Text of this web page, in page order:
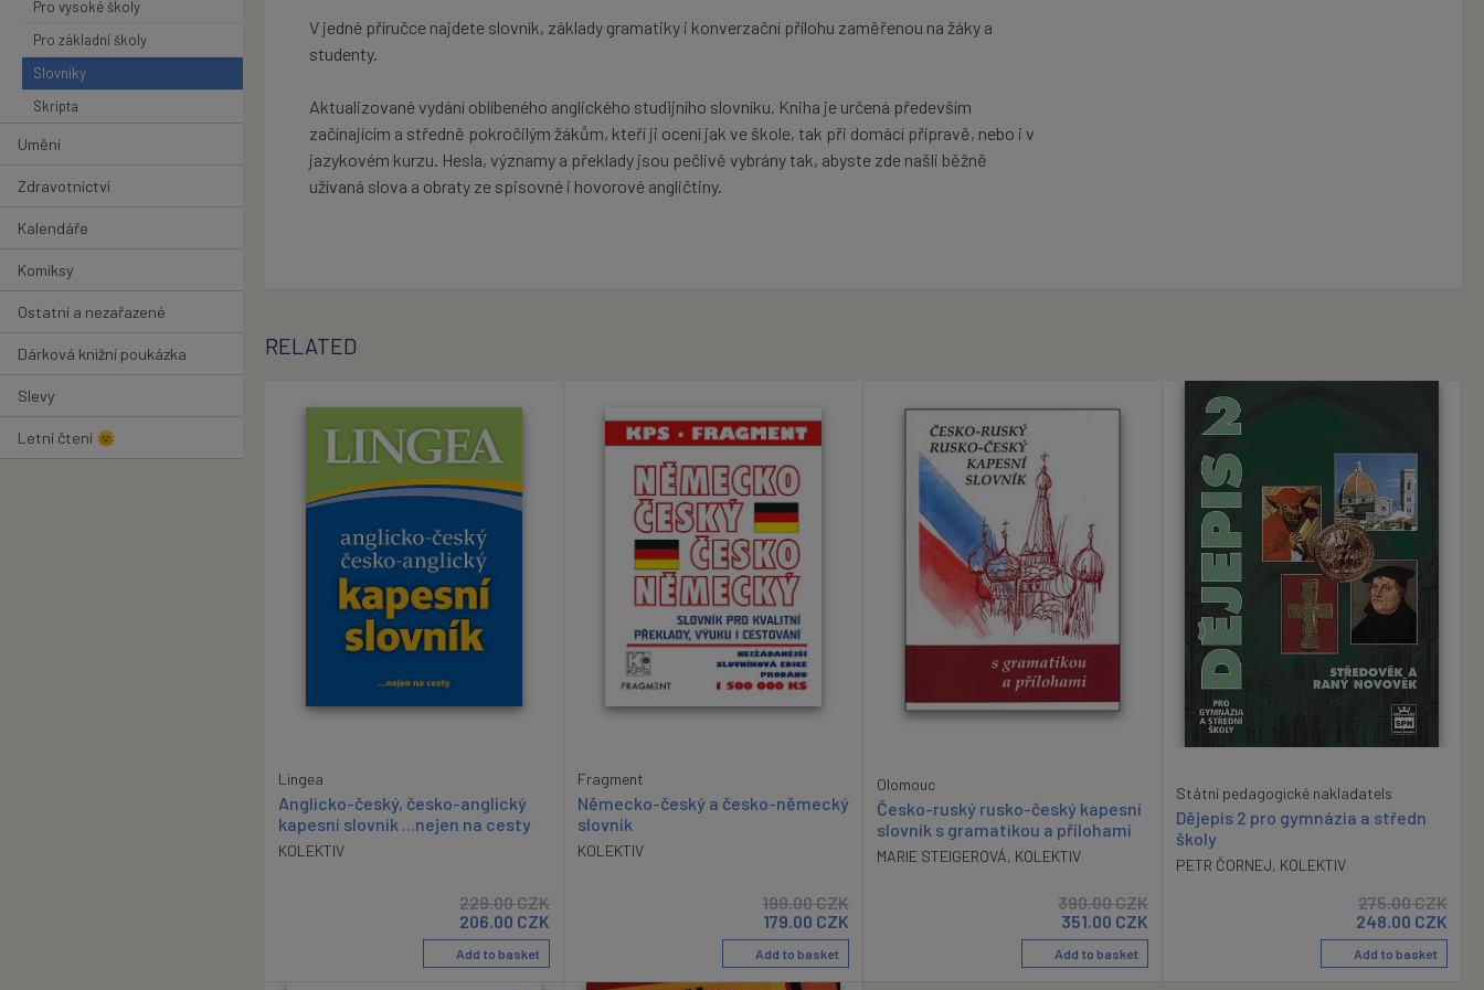
Pro vysoké školy
Pro základní školy
Slovníky
Skripta
Umění
Zdravotnictví
Kalendáře
Komiksy
Ostatní a nezařazené
Dárková knižní poukázka
Slevy
Letní čtení 🌞
V jedné příručce najdete slovník, základy gramatiky i konverzační přílohu zaměřenou na žáky a
studenty.
Aktualizované vydání oblíbeného anglického studijního slovníku. Kniha je určená především
začínajícím a středně pokročilým žákům, kteří ji ocení jak ve škole, tak při domácí přípravě, nebo i v
jazykovém kurzu. Hesla, významy a překlady jsou pečlivě vybrány tak, abyste zde našli běžně
užívaná slova a obraty ze spisovné i hovorové angličtiny.
RELATED
Lingea
Anglicko-český, česko-anglický
kapesní slovník ...nejen na cesty
KOLEKTIV
229.00CZK
206.00 CZK
Add to basket
Fragment
Německo-český a česko-německý
slovník
KOLEKTIV
199.00CZK
179.00 CZK
Add to basket
Olomouc
Česko-ruský rusko-český kapesní
slovník s gramatikou a přílohami
MARIE STEIGEROVÁ, KOLEKTIV
390.00CZK
351.00 CZK
Add to basket
Státní pedagogické nakladatels
Dějepis 2 pro gymnázia a středn
školy
PETR ČORNEJ, KOLEKTIV
275.00CZK
248.00 CZK
Add to basket